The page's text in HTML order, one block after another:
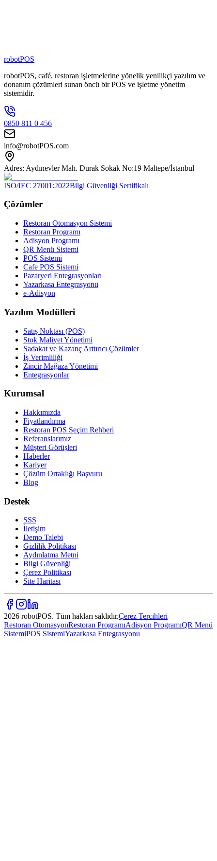
robotPOS
robotPOS, café, restoran işletmelerine yönelik yenilikçi yazılım ve
donanım çözümleri sunan öncü bir POS ve işletme yönetim
sistemidir.
0850 811 0 456
info@robotPOS.com
Adres: Aydınevler Mah. Durak Sokak No:19 Maltepe/İstanbul
ISO/IEC 27001:2022Bilgi Güvenliği Sertifikalı
Çözümler
Restoran Otomasyon Sistemi
Restoran Programı
Adisyon Programı
QR Menü Sistemi
POS Sistemi
Cafe POS Sistemi
Pazaryeri Entegrasyonları
Yazarkasa Entegrasyonu
e-Adisyon
Yazılım Modülleri
Satış Noktası (POS)
Stok Maliyet Yönetimi
Sadakat ve Kazanç Arttırıcı Çözümler
İş Verimliliği
Zincir Mağaza Yönetimi
Entegrasyonlar
Kurumsal
Hakkımızda
Fiyatlandırma
Restoran POS Seçim Rehberi
Referanslarımız
Müşteri Görüşleri
Haberler
Kariyer
Çözüm Ortaklığı Başvuru
Blog
Destek
SSS
İletişim
Demo Talebi
Gizlilik Politikası
Aydınlatma Metni
Bilgi Güvenliği
Çerez Politikası
Site Haritası
2026 robotPOS. Tüm hakları saklıdır.Çerez Tercihleri
Restoran OtomasyonRestoran ProgramıAdisyon ProgramıQR Menü
SistemiPOS SistemiYazarkasa Entegrasyonu